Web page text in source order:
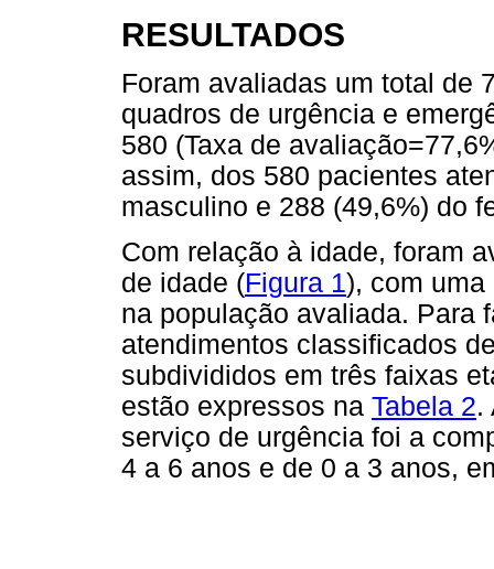
RESULTADOS
Foram avaliadas um total de
quadros de urgência e
580 (Taxa de
assim, dos 580 pacientes
masculino e 288 (49,6%) do
Com relação à idade, foram
de idade (Figura 1), com uma
na população avaliada. Para
atendimentos classificados
subdivididos em três faixas
estão expressos na Tabela 2.
serviço de urgência foi a
4 a 6 anos e de 0 a 3 anos,